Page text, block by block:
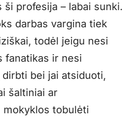
ši profesija – labai sunki.
darbas vargina tiek
todėl jeigu nesi
fanatikas ir nesi
bei jai atsiduoti,
šaltiniai ar
tobulėti